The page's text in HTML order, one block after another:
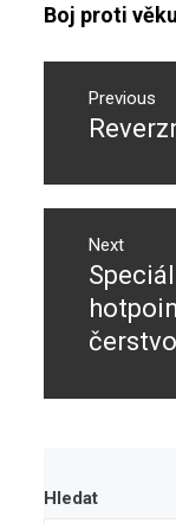
Boj proti věku
Navigace
příspěvek
Previous
Previous
Next
Next
post:
Hledat